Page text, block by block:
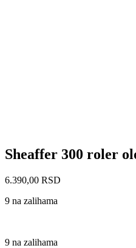
Sheaffer 300 roler
6.390,00 RSD
9 na zalihama
9 na zalihama